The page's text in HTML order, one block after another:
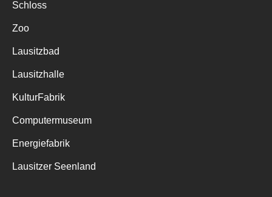
Schloss
Zoo
Lausitzbad
Lausitzhalle
KulturFabrik
Computermuseum
Energiefabrik
Lausitzer Seenland